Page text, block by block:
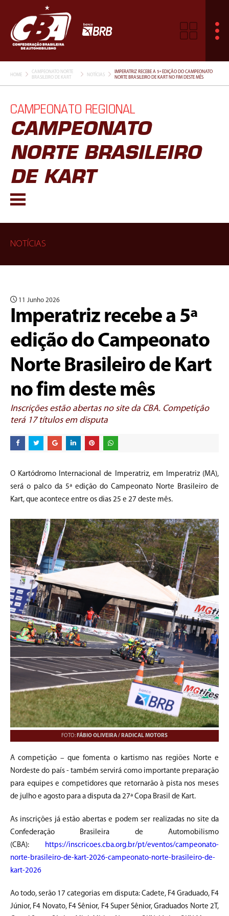
HOME
CAMPEONATO NORTE
BRASILEIRO DE KART
NOTÍCIAS
IMPERATRIZ RECEBE A 5ª EDIÇÃO DO CAMPEONATO
NORTE BRASILEIRO DE KART NO FIM DESTE MÊS
CAMPEONATO REGIONAL
CAMPEONATO
NORTE BRASILEIRO
DE KART
NOTÍCIAS
11 Junho 2026
Imperatriz recebe a 5ª
edição do Campeonato
Norte Brasileiro de Kart
no fim deste mês
Inscrições estão abertas no site da CBA. Competição
terá 17 títulos em disputa
O Kartódromo Internacional de Imperatriz, em Imperatriz (MA),
será o palco da 5ª edição do Campeonato Norte Brasileiro de
Kart, que acontece entre os dias 25 e 27 deste mês.
FOTO: FÁBIO OLIVEIRA / RADICAL MOTORS
A competição – que fomenta o kartismo nas regiões Norte e
Nordeste do país - também servirá como importante preparação
para equipes e competidores que retornarão à pista nos meses
de julho e agosto para a disputa da 27ª Copa Brasil de Kart.
As inscrições já estão abertas e podem ser realizadas no site da
Confederação Brasileira de Automobilismo
(CBA):
https://inscricoes.cba.org.br/pt/eventos/campeonato-
norte-brasileiro-de-kart-2026-campeonato-norte-brasileiro-de-
kart-2026
Ao todo, serão 17 categorias em disputa: Cadete, F4 Graduado, F4
Júnior, F4 Novato, F4 Sênior, F4 Super Sênior, Graduados Norte 2T,